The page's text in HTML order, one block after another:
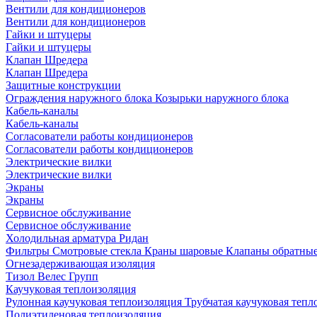
Вентили для кондиционеров
Вентили для кондиционеров
Гайки и штуцеры
Гайки и штуцеры
Клапан Шредера
Клапан Шредера
Защитные конструкции
Ограждения наружного блока Козырьки наружного блока
Кабель-каналы
Кабель-каналы
Согласователи работы кондиционеров
Согласователи работы кондиционеров
Электрические вилки
Электрические вилки
Экраны
Экраны
Сервисное обслуживание
Сервисное обслуживание
Холодильная арматура Ридан
Фильтры Смотровые стекла Краны шаровые Клапаны
Огнезадерживающая изоляция
Тизол Велес Групп
Каучуковая теплоизоляция
Рулонная каучуковая теплоизоляция Трубчатая каучуковая
Полиэтиленовая теплоизоляция